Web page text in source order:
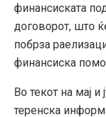
финансиската
договорот, што
побрза
финансиска
Во текот на мај
теренска